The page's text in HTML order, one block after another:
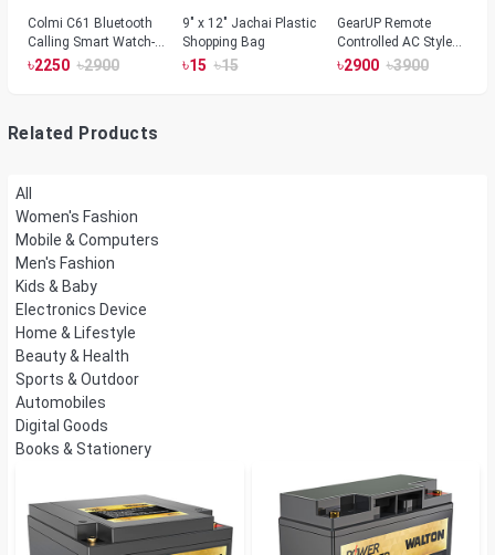
Colmi C61 Bluetooth
Calling Smart Watch-
Silver Color
৳2250 ৳2900
9" x 12" Jachai Plastic
Shopping Bag
৳15 ৳15
GearUP Remote
Controlled AC Style
Room Heater 1800
৳2900 ৳3900
Related Products
All
Women's Fashion
Mobile & Computers
Men's Fashion
Kids & Baby
Electronics Device
Home & Lifestyle
Beauty & Health
Sports & Outdoor
Automobiles
Digital Goods
Books & Stationery